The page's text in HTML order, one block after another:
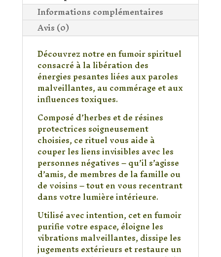
Informations complémentaires
Avis (0)
Découvrez notre en fumoir spirituel
consacré à la libération des
énergies pesantes liées aux paroles
malveillantes, au commérage et aux
influences toxiques.
Composé d’herbes et de résines
protectrices soigneusement
choisies, ce rituel vous aide à
couper les liens invisibles avec les
personnes négatives – qu’il s’agisse
d’amis, de membres de la famille ou
de voisins – tout en vous recentrant
dans votre lumière intérieure.
Utilisé avec intention, cet en fumoir
purifie votre espace, éloigne les
vibrations malveillantes, dissipe les
jugements extérieurs et restaure un